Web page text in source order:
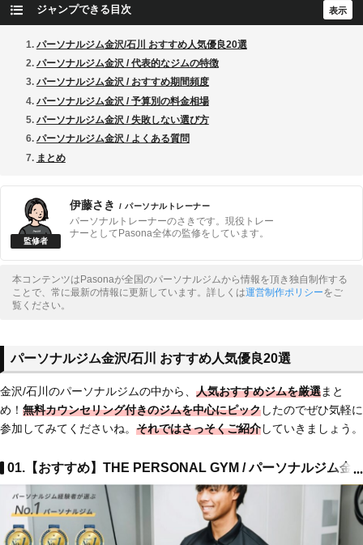
ジャンプできる目次
パーソナルジム金沢/石川 おすすめ人気優良20選
パーソナルジム金沢 / 代表的なジムの特徴
パーソナルジム金沢 / おすすめ期間頻度
パーソナルジム金沢 / 予算別の料金相場
パーソナルジム金沢 / 失敗しない選び方
パーソナルジム金沢 / よくある質問
まとめ
伊藤さき / パーソナルトレーナー
パーソナルトレーナーのさきです。現役トレー
ナーとしてPasona全体の監修をしています。
本コンテンツはPasonaが全国のパーソナルジムから情報を頂き独自制作する
ことで、常に最新の情報に更新しています。詳しくは運営制作ポリシーをご
覧ください。
パーソナルジム金沢/石川 おすすめ人気優良20選
金沢/石川のパーソナルジムの中から、 人気おすすめジムを厳選まと
め！ 無料カウンセリング付きのジムを中心にピックしたのでぜひ気軽に
参加してみてくださいね。 それではさっそくご紹介していきましょう。
01.【おすすめ】THE PERSONAL GYM / パーソナルジム金...